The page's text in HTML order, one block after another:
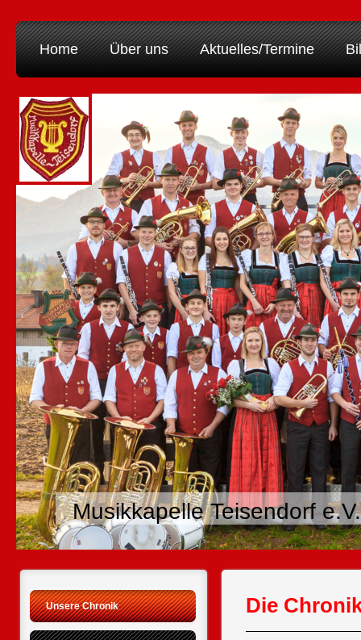
Home Über uns Aktuelles/Termine
Musikkapelle Teisendorf e.V.
Unsere Chronik Die